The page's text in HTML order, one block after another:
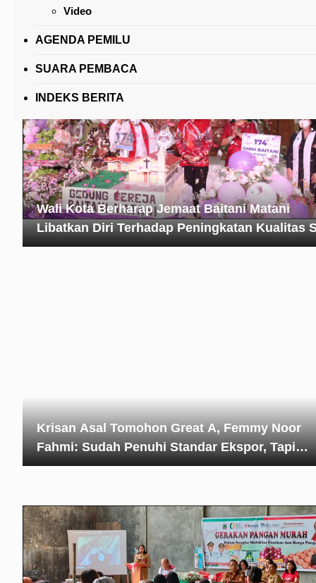
Video
AGENDA PEMILU
SUARA PEMBACA
INDEKS BERITA
Kepada Masyarakat Rurukan dan Rurukan
Wali Kota Berharap Jemaat Baitani Matani
Libatkan Diri Terhadap Peningkatan Kualitas
Krisan Asal Tomohon Great A, Femmy Noor
Fahmi: Sudah Penuhi Standar Ekspor, Tapi…